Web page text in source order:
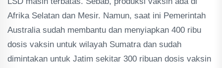
Afrika Selatan dan Mesir. Namun, saat ini Pemerintah
Australia sudah membantu dan menyiapkan 400 ribu
dosis vaksin untuk wilayah Sumatra dan sudah
dimintakan untuk Jatim sekitar 300 ribuan dosis vaksin